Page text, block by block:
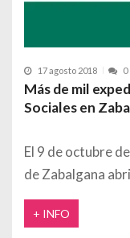
17 agosto 2018 0
Más de mil
Sociales en
El 9 de octubre
de Zabalgana
+ INFO